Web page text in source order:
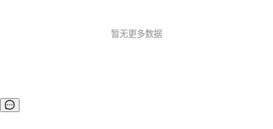
盛会，历届Interspeech会议都备受全球各地语音语言领域人
暂无更多数据